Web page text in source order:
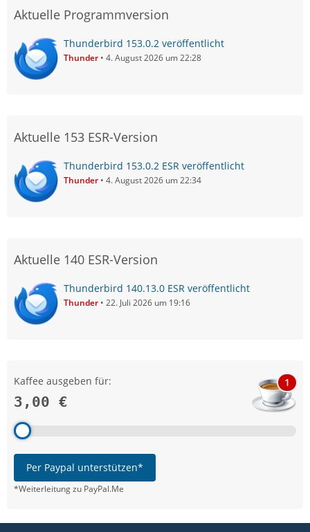
Aktuelle Programmversion
Thunderbird 153.0.2 veröffentlicht
Thunder 4. August 2026 um 22:28
Aktuelle 153 ESR-Version
Thunderbird 153.0.2 ESR veröffentlicht
Thunder 4. August 2026 um 22:34
Aktuelle 140 ESR-Version
Thunderbird 140.13.0 ESR veröffentlicht
Thunder 22. Juli 2026 um 19:16
Kaffee ausgeben für:
3,00 €
1
Per Paypal unterstützen*
*Weiterleitung zu PayPal.Me